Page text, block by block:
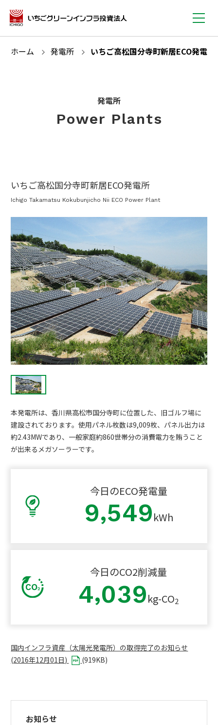
ホーム 発電所 いちご高松国分寺町新居ECO発電所
発電所
Power Plants
いちご高松国分寺町新居ECO発電所
Ichigo Takamatsu Kokubunjicho Nii ECO Power Plant
本発電所は、香川県高松市国分寺町に位置した、旧ゴルフ場に
建設されております。使用パネル枚数は9,009枚、パネル出力は
約2.43MWであり、一般家庭約860世帯分の消費電力を賄うこと
が出来るメガソーラーです。
今日のECO発電量
9,549kWh
今日のCO2削減量
4,039kg-CO2
国内インフラ資産（太陽光発電所）の取得完了のお知らせ
(2016年12月01日) (919KB)
お知らせ